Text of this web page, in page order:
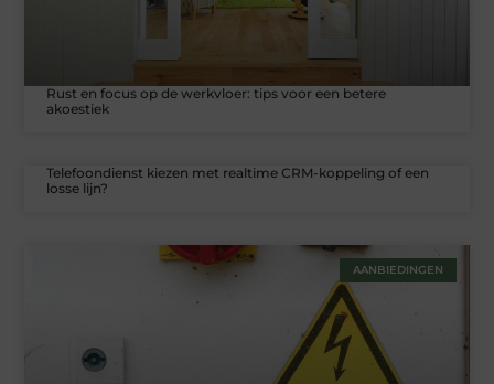
Rust en focus op de werkvloer: tips voor een betere
akoestiek
Telefoondienst kiezen met realtime CRM-koppeling of een
losse lijn?
AANBIEDINGEN